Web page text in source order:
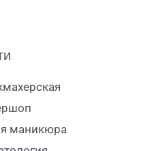
маникюра